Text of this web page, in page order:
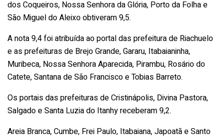
dos Coqueiros, Nossa Senhora da Glória, Porto da Folha e
São Miguel do Aleixo obtiveram 9,5.
A nota 9,4 foi atribuída ao portal das prefeitura de Riachuelo
e as prefeituras de Brejo Grande, Gararu, Itabaianinha,
Muribeca, Nossa Senhora Aparecida, Pirambu, Rosário do
Catete, Santana de São Francisco e Tobias Barreto.
Os portais das prefeituras de Cristinápolis, Divina Pastora,
Salgado e Santa Luzia do Itanhy receberam 9,2.
Areia Branca, Cumbe, Frei Paulo, Itabaiana, Japoatã e Santo